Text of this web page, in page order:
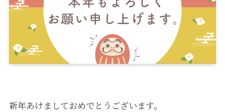
新年あけましておめでとうございます。